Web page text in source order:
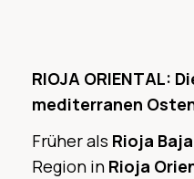
RIOJA ORIENTAL:
mediterranen
Früher als Rioja Baja
Region in Rioja